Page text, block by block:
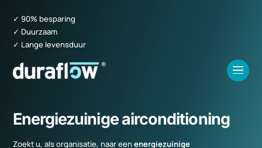
✓ 90% besparing
✓ Duurzaam
✓ Lange levensduur
Energiezuinige airconditioning